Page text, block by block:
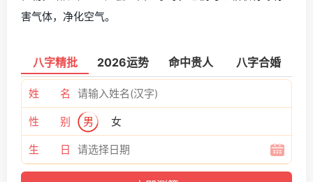
害气体，净化空气。
八字精批 2026运势 命中贵人 八字合婚
姓 名
性 别 男 女
生 日